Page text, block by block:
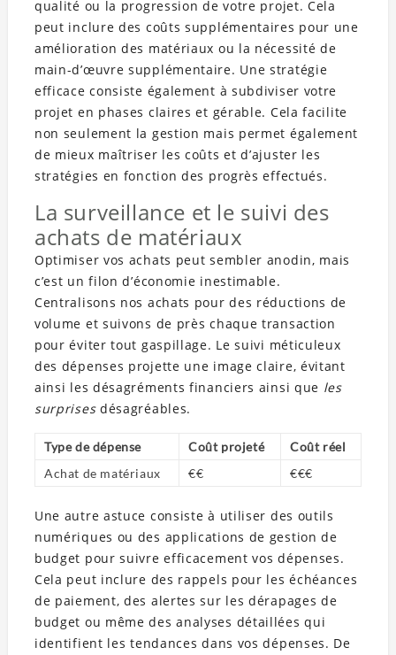
qualité ou la progression de votre projet. Cela
peut inclure des coûts supplémentaires pour une
amélioration des matériaux ou la nécessité de
main-d’œuvre supplémentaire. Une stratégie
efficace consiste également à subdiviser votre
projet en phases claires et gérable. Cela facilite
non seulement la gestion mais permet également
de mieux maîtriser les coûts et d’ajuster les
stratégies en fonction des progrès effectués.
La surveillance et le suivi des
achats de matériaux
Optimiser vos achats peut sembler anodin, mais
c’est un filon d’économie inestimable.
Centralisons nos achats pour des réductions de
volume et suivons de près chaque transaction
pour éviter tout gaspillage. Le suivi méticuleux
des dépenses projette une image claire, évitant
ainsi les désagréments financiers ainsi que les
surprisesdésagréables.
Type de dépense Coût projeté
Coût réel
Achat de matériaux
€€ €€€
Une autre astuce consiste à utiliser des outils
numériques ou des applications de gestion de
budget pour suivre efficacement vos dépenses.
Cela peut inclure des rappels pour les échéances
de paiement, des alertes sur les dérapages de
budget ou même des analyses détaillées qui
identifient les tendances dans vos dépenses. De